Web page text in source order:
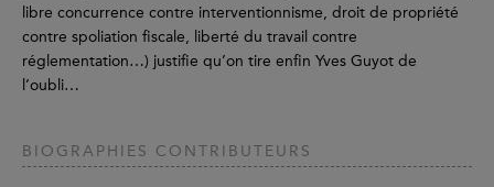
libre concurrence contre interventionnisme, droit de propriété
contre spoliation fiscale, liberté du travail contre
réglementation…) justifie qu’on tire enfin Yves Guyot de
l’oubli…
BIOGRAPHIES CONTRIBUTEURS